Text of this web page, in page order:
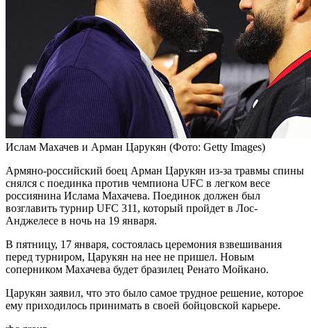
Ислам Махачев и Арман Царукян (Фото: Getty Images)
Армяно-российский боец Арман Царукян из-за травмы спины
снялся с поединка против чемпиона UFC в легком весе
россиянина Ислама Махачева. Поединок должен был
возглавить турнир UFC 311, который пройдет в Лос-
Анджелесе в ночь на 19 января.
В пятницу, 17 января, состоялась церемония взвешивания
перед турниром, Царукян на нее не пришел. Новым
соперником Махачева будет бразилец Ренато Мойкано.
Царукян заявил, что это было самое трудное решение, которое
ему приходилось принимать в своей бойцовской карьере.